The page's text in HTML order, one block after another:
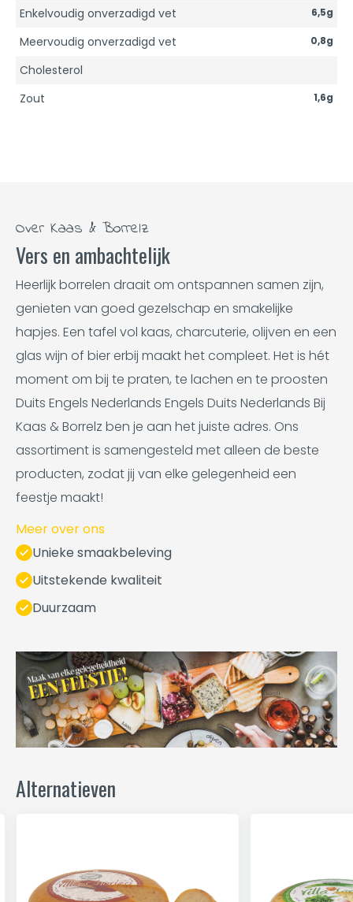
Enkelvoudig onverzadigd vet 6,5g
Meervoudig onverzadigd vet 0,8g
Cholesterol
Zout
1,6g
Over Kaas & Borrelz
Vers en ambachtelijk
Heerlijk borrelen draait om ontspannen samen zijn,
genieten van goed gezelschap en smakelijke
hapjes. Een tafel vol kaas, charcuterie, olijven en een
glas wijn of bier erbij maakt het compleet. Het is hét
moment om bij te praten, te lachen en te proosten
Duits Engels Nederlands Engels Duits Nederlands Bij
Kaas & Borrelz ben je aan het juiste adres. Ons
assortiment is samengesteld met alleen de beste
producten, zodat jij van elke gelegenheid een
feestje maakt!
Meer over ons
Unieke smaakbeleving
Uitstekende kwaliteit
Duurzaam
Alternatieven